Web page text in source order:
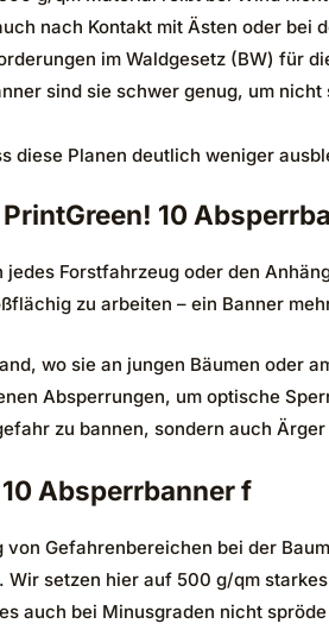
nach Kontakt mit Ästen oder bei
im Waldgesetz (BW) für
sind sie schwer genug, um
diese Planen deutlich weniger
10
jedes Forstfahrzeug oder den
zu arbeiten – ein Banner
wo sie an jungen Bäumen oder
Absperrungen, um optische
zu bannen, sondern auch
Absperrbanner f
Gefahrenbereichen bei der
setzen hier auf 500 g/qm
auch bei Minusgraden nicht